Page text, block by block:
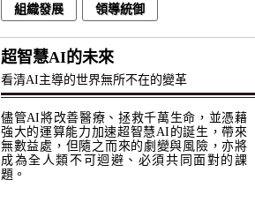
組織發展 領導統御
超智慧AI的未來
看清AI主導的世界無所不在的變革
儘管AI將改善醫療、拯救千萬生命，並憑藉
強大的運算能力加速超智慧AI的誕生，帶來
無數益處，但隨之而來的劇變與風險，亦將
成為全人類不可迴避、必須共同面對的課
題。